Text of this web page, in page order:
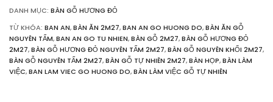
DANH MỤC: BÀN GỖ HƯƠNG ĐỎ
TỪ KHÓA: BAN AN,BÀN ĂN 2M27,BAN AN GO HUONG DO,BÀN ĂN GỖ
NGUYÊN TẤM,BAN AN GO TU NHIEN,BÀN GỖ 2M27,BÀN GỖ HƯƠNG ĐỎ
2M27,BÀN GỖ HƯƠNG ĐỎ NGUYÊN TẤM 2M27,BÀN GỖ NGUYÊN KHỐI 2M27,
BÀN GỖ NGUYÊN TẤM 2M27,BÀN GỖ TỰ NHIÊN 2M27,BÀN HỌP,BÀN LÀM
VIỆC,BAN LAM VIEC GO HUONG DO,BÀN LÀM VIỆC GỖ TỰ NHIÊN